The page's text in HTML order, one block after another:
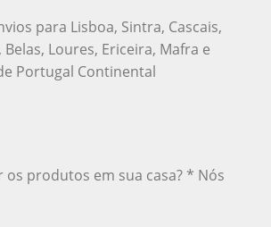
para Lisboa, Sintra, Cascais,
Loures, Ericeira, Mafra e
Portugal Continental
os produtos em sua casa? * Nós